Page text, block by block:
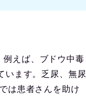
例えば、ブドウ中毒
います。乏尿、無尿
は患者さんを助け